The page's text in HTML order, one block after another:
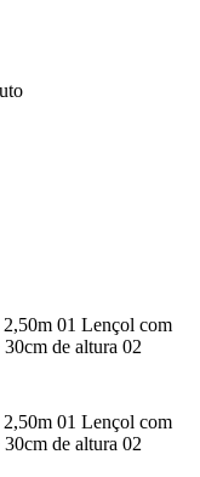
01 Lençol com
de altura 02
01 Lençol com
de altura 02